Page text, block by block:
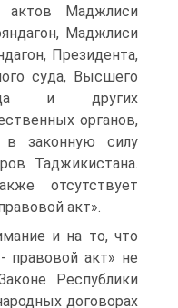
актов Маджлиси
Маджлиси
Президента,
суда, Высшего
и других
органов,
законную силу
Таджикистана.
отсутствует
акт».
и на то, что
правовой акт» не
Республики
договорах